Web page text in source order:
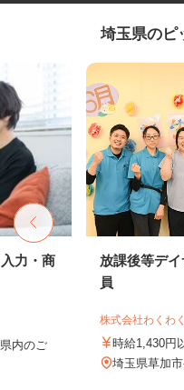
埼玉県のピ
力・商
内のご
放課後等デ
員
株式会社わくわ
時給1,430円
埼玉県草加